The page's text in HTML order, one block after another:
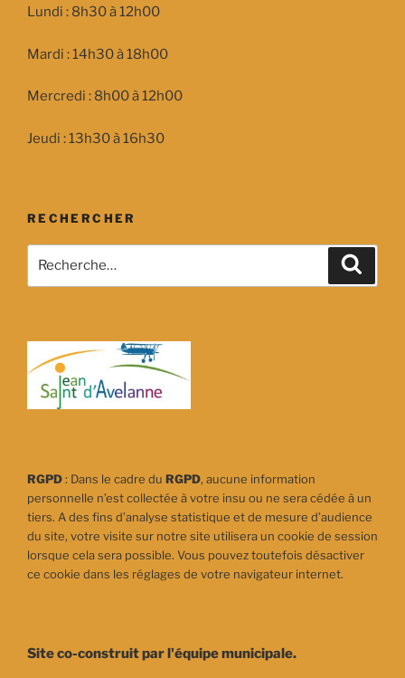
Lundi : 8h30 à 12h00
Mardi : 14h30 à 18h00
Mercredi : 8h00 à 12h00
Jeudi : 13h30 à 16h30
RECHERCHER
pour
RGPD: Dans le cadre du RGPD, aucune information
personnelle n’est collectée à votre insu ou ne sera cédée à un
tiers. A des fins d’analyse statistique et de mesure d’audience
du site, votre visite sur notre site utilisera un cookie de session
lorsque cela sera possible. Vous pouvez toutefois désactiver
ce cookie dans les réglages de votre navigateur internet.
Site co-construit par l'équipe municipale.